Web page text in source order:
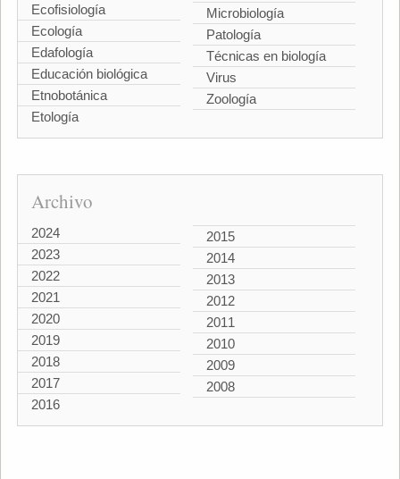
Ecofisiología
Ecología
Edafología
Educación biológica
Etnobotánica
Etología
Microbiología
Patología
Técnicas en biología
Virus
Zoología
Archivo
2024
2023
2022
2021
2020
2019
2018
2017
2016
2015
2014
2013
2012
2011
2010
2009
2008